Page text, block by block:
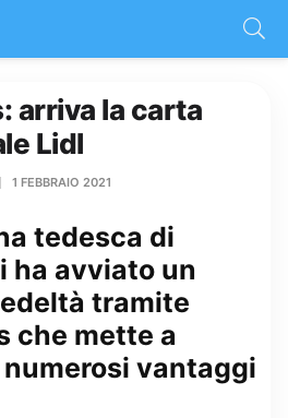
arriva la carta
Lidl
1 FEBBRAIO 2021
tedesca di
ha avviato un
tramite
che mette a
vantaggi